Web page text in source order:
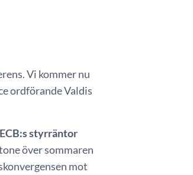
Vi kommer nu
ordförande Valdis
ECB:s styrräntor
över sommaren
mot